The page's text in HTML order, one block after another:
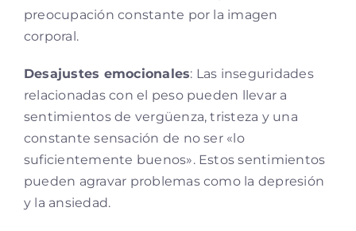
preocupación constante por la imagen
corporal.
Desajustes emocionales: Las inseguridades
relacionadas con el peso pueden llevar a
sentimientos de vergüenza, tristeza y una
constante sensación de no ser «lo
suficientemente buenos». Estos sentimientos
pueden agravar problemas como la depresión
y la ansiedad.